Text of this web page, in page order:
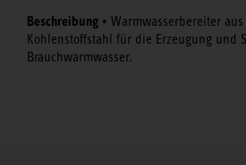
Beschreibung • Warmwasserbereiter
Kohlenstoffstahl für die Erzeugung und
Brauchwarmwasser.